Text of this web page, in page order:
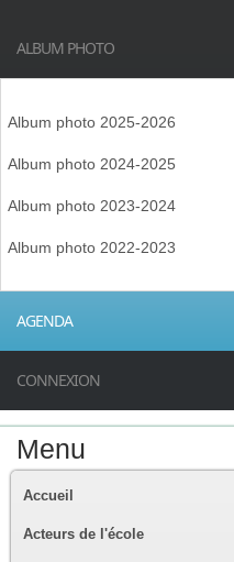
ALBUM PHOTO
Album photo 2025-2026
Album photo 2024-2025
Album photo 2023-2024
Album photo 2022-2023
AGENDA
CONNEXION
Menu
Accueil
Acteurs de l'école